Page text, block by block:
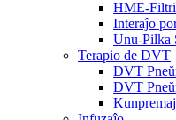
HME-
Interaĵo
Unu-Pilka
Terapio de DVT
DVT
DVT